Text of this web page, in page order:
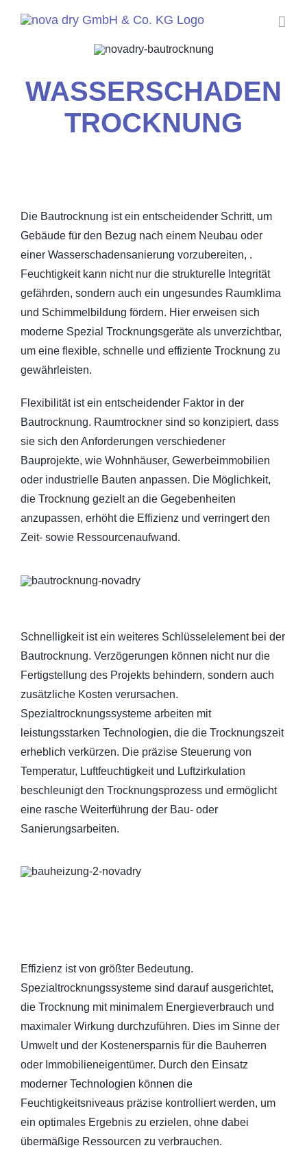
Inhalt
WASSERSCHADEN
TROCKNUNG
Die Bautrocknung ist ein entscheidender Schritt, um
Gebäude für den Bezug nach einem Neubau oder
einer Wasserschadensanierung vorzubereiten, .
Feuchtigkeit kann nicht nur die strukturelle Integrität
gefährden, sondern auch ein ungesundes Raumklima
und Schimmelbildung fördern. Hier erweisen sich
moderne Spezial Trocknungsgeräte als unverzichtbar,
um eine flexible, schnelle und effiziente Trocknung zu
gewährleisten.
Flexibilität ist ein entscheidender Faktor in der
Bautrocknung. Raumtrockner sind so konzipiert, dass
sie sich den Anforderungen verschiedener
Bauprojekte, wie Wohnhäuser, Gewerbeimmobilien
oder industrielle Bauten anpassen. Die Möglichkeit,
die Trocknung gezielt an die Gegebenheiten
anzupassen, erhöht die Effizienz und verringert den
Zeit- sowie Ressourcenaufwand.
Schnelligkeit ist ein weiteres Schlüsselelement bei der
Bautrocknung. Verzögerungen können nicht nur die
Fertigstellung des Projekts behindern, sondern auch
zusätzliche Kosten verursachen.
Spezialtrocknungssysteme arbeiten mit
leistungsstarken Technologien, die die Trocknungszeit
erheblich verkürzen. Die präzise Steuerung von
Temperatur, Luftfeuchtigkeit und Luftzirkulation
beschleunigt den Trocknungsprozess und ermöglicht
eine rasche Weiterführung der Bau- oder
Sanierungsarbeiten.
Effizienz ist von größter Bedeutung.
Spezialtrocknungssysteme sind darauf ausgerichtet,
die Trocknung mit minimalem Energieverbrauch und
maximaler Wirkung durchzuführen. Dies im Sinne der
Umwelt und der Kostenersparnis für die Bauherren
oder Immobilieneigentümer. Durch den Einsatz
moderner Technologien können die
Feuchtigkeitsniveaus präzise kontrolliert werden, um
ein optimales Ergebnis zu erzielen, ohne dabei
übermäßige Ressourcen zu verbrauchen.